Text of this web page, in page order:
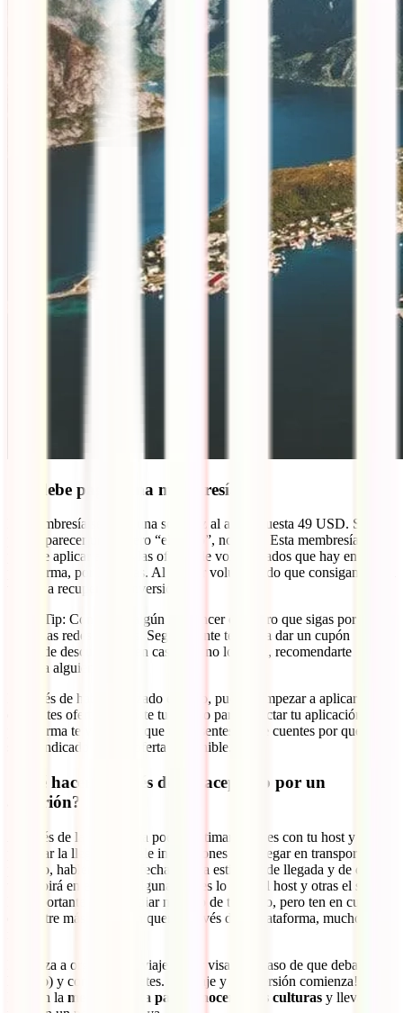
¿Se debe pagar una membresía?
La membresía se paga una sola vez al año y cuesta 49 USD. Si bien
puede parecer un número “elevado”, no lo es. Esta membresía nos
permite aplicar a todas las ofertas de voluntariados que hay en la
plataforma, por 365 días. Al primer voluntariado que consigamos, ya
vamos a recuperar la inversión.
Tip: Contacta a algún influencer o viajero que sigas por
las redes sociales. Seguramente te pueda dar un cupón
de descuento o, en caso que no lo tenga, recomendarte
a alguien que sí.
Después de haber realizado el pago, puedes empezar a aplicar a
diferentes ofertas. Tómate tu tiempo para redactar tu aplicación. La
plataforma te va a pedir que te presentes y que cuentes por qué crees
ser el indicado para la oferta disponible.
¿Qué hacer después de ser aceptado por un
anfitrión?
A través de la plataforma podrás ultimar detalles con tu host y
preparar la llegada. Pídele indicaciones para llegar en transporte
público, hablen de una fecha y hora estimada de llegada y de quién
te recibirá en el lugar (algunas veces lo hace el host y otras el staff).
Es importante intercambiar número de teléfono, pero ten en cuenta
que entre más se comuniquen a través de la plataforma, mucho
Empieza a organizar tu viaje, sacar visas (en caso de que debas
hacerlo) y comprar tiquetes. ¡El viaje y la diversión comienza!
Mantén la mente abierta para conocer otras culturas y lleva